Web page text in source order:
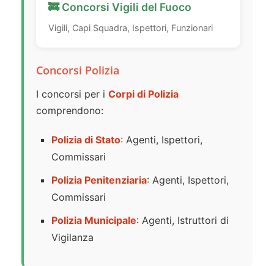
🚒 Concorsi Vigili del Fuoco
Vigili, Capi Squadra, Ispettori, Funzionari
Concorsi Polizia
I concorsi per i Corpi di Polizia
comprendono:
Polizia di Stato: Agenti, Ispettori,
Commissari
Polizia Penitenziaria: Agenti, Ispettori,
Commissari
Polizia Municipale: Agenti, Istruttori di
Vigilanza